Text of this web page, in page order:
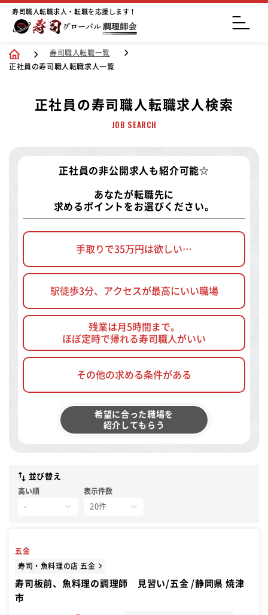
寿司職人転職求人・転職を応援します！
寿司職人転職一覧
正社員の寿司職人転職求人一覧
正社員の寿司職人転職求人検索
JOB SEARCH
正社員の非公開求人 も紹介可能☆
あなたが転職先に
求めるポイントをお選びください。
手取りで35万円は欲しい…
駅徒歩3分、アクセスが最高にいい職場
残業は月5時間まで。
ほぼ定時で帰れる寿司職人がいい
その他の求める条件がある
希望に合った職場を
紹介してもらう
並び替え
高い順 表示件数
五金
寿司・魚料理の店 五金
寿司板前、魚料理の調理師 見習い/五金 /静岡県 焼津
市